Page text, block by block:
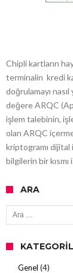
Chipli kartların
terminalin kredi
doğrulamayı
değere ARQC
işlem talebinin,
olan ARQC
kriptogramı dijital
bilgilerin bir
ARA
Arama:
Genel (4)